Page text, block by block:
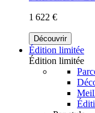
1 622 €
Découvrir
Édition limitée
Édition limitée